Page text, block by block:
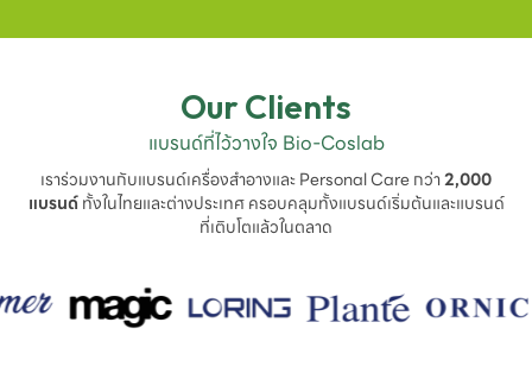
Our Clients
แบรนด์ที่ไว้วางใจ Bio-Coslab
เราร่วมงานกับแบรนด์เครื่องสำอางและ Personal Care กว่า2,000
แบรนด์ทั้งในไทยและต่างประเทศ ครอบคลุมทั้งแบรนด์เริ่มต้นและแบรนด์
ที่เติบโตแล้วในตลาด